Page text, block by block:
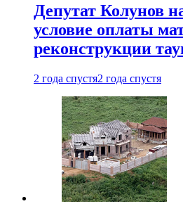
Депутат Колунов
условие оплаты
реконструкции
2 года спустя2 года спустя